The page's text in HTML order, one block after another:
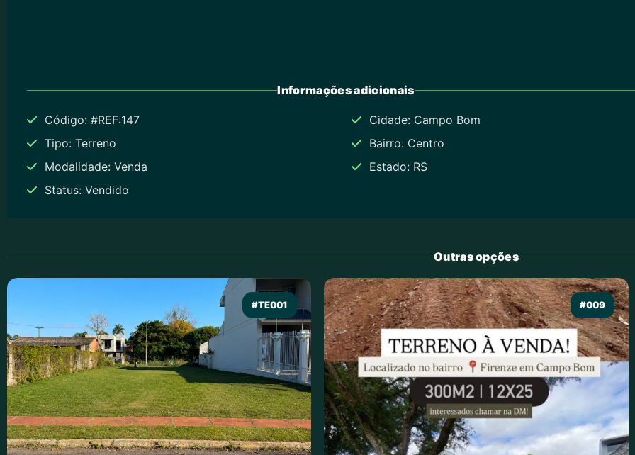
Informações adicionais
Código: #REF:147
Tipo: Terreno
Modalidade: Venda
Status: Vendido
Cidade: Campo Bom
Bairro: Centro
Estado: RS
Outras opções
#TE001 #009